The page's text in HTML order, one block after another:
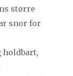
større
snor for